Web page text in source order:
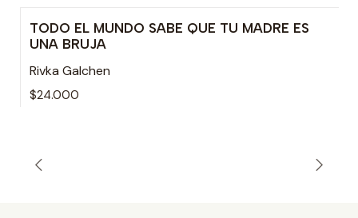
TODO EL MUNDO SABE QUE TU MADRE ES
UNA BRUJA
Rivka Galchen
$24.000